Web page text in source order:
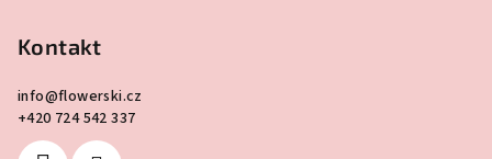
Kontakt
info@flowerski.cz
+420 724 542 337